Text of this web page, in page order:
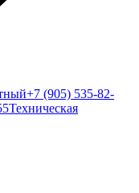
+7 (905) 535-82-
Техническая